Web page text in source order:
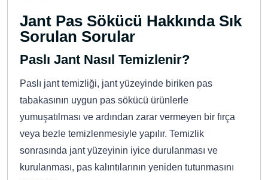
Jant Pas Sökücü Hakkında Sık
Sorulan Sorular
Paslı Jant Nasıl Temizlenir?
Paslı jant temizliği, jant yüzeyinde biriken pas
tabakasının uygun pas sökücü ürünlerle
yumuşatılması ve ardından zarar vermeyen bir fırça
veya bezle temizlenmesiyle yapılır. Temizlik
sonrasında jant yüzeyinin iyice durulanması ve
kurulanması, pas kalıntılarının yeniden tutunmasını